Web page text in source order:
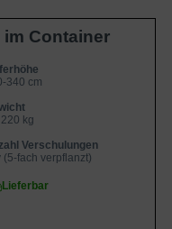
im Container
340 cm
kg
Verschulungen
(5-fach verpflanzt)
Lieferbar